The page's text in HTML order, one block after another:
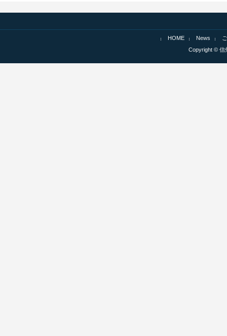
HOME News
Copyright © 信